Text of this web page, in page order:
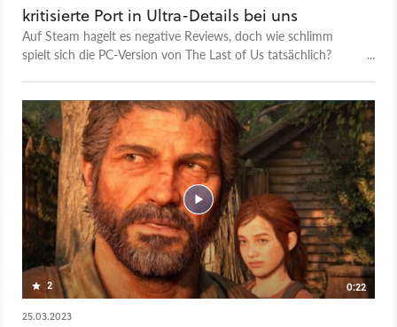
auf weiteren Systemen mit langsamerer Hardware an und
halten euch über die weiteren Entwicklungen auf dem
Laufenden, auch mit Blick auf mögliche (und bereits
angekündigte) Patches. Lasst uns bis dahin gerne in den
Kommentaren wissen, ob ihr bereits eigene Erfahrungen mit
dem Spiel auf dem PC sammeln konntet.
kritisierte Port in Ultra-Details bei uns
Auf Steam hagelt es negative Reviews, doch wie schlimm
spielt sich die PC-Version von The Last of Us tatsächlich?
Intel 13900K mit 32 GByte RAM und Geforce RTX 4090 zu
sehen. Die Auflösung beträgt 2560 x 1440 Pixel. Außerdem
haben wir die Shader-Kompilierung bei Spielstart abgewartet,
die offensichtlich gerade für viele Launch-Probleme
verantwortlich ist. Im Test zu The Last of Us Part 1 geht Tester
André Baumgartner ausführlich auf die PC-Probleme ein. Wie
sind bisher eure Erfahrungen mit The Last of Us Part 1 auf
dem PC? Schreibt es uns in die Kommentare!
2
0:22
25.03.2023